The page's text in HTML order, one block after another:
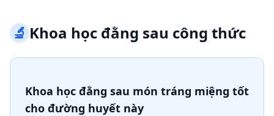
🔬Khoa học đằng sau công thức
Khoa học đằng sau món tráng miệng tốt
cho đường huyết này